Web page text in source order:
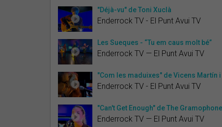
"Déjà-vu" de Toni Xuclà
Enderrock TV - El Punt Avui TV
Les Sueques - “Tu em caus molt bé”
Enderrock TV — El Punt Avui TV
"Com les maduixes" de Vicens Martín
Enderrock TV - El Punt Avui TV
"Can't Get Enough" de The
Enderrock TV — El Punt Avui TV